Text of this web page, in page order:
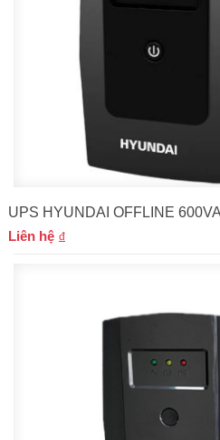
UPS HYUNDAI OFFLINE
Liên hệ